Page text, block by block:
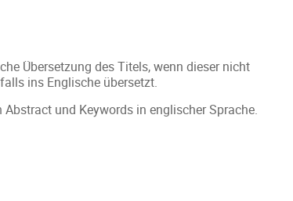
Übersetzung des Titels, wenn dieser nicht
ins Englische übersetzt.
Abstract und Keywords in englischer Sprache.